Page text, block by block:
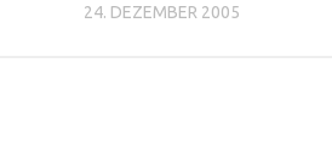
24. DEZEMBER 2005